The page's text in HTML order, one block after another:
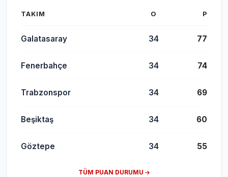
TAKIM O P
Galatasaray 34 77
Fenerbahçe 34 74
Trabzonspor 34 69
Beşiktaş 34 60
Göztepe 34 55
TÜM PUAN DURUMU